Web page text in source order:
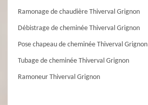
Ramonage de chaudière Thiverval Grignon
Débistrage de cheminée Thiverval Grignon
Pose chapeau de cheminée Thiverval Grignon
Tubage de cheminée Thiverval Grignon
Ramoneur Thiverval Grignon